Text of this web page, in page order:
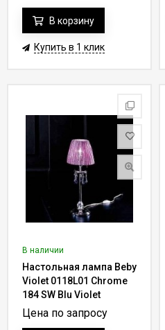
В корзину
Купить в 1 клик
В наличии
Настольная лампа Beby
Violet 0118L01 Chrome
184 SW Blu Violet
Цена по запросу